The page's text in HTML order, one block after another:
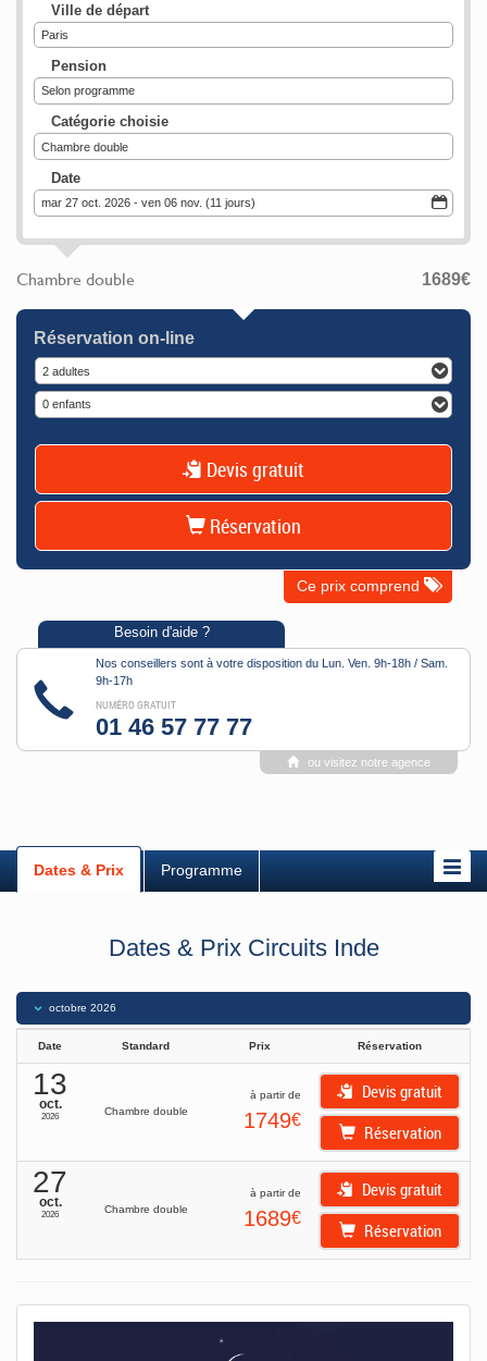
Ville de départ
Paris
Pension
Selon programme
Catégorie choisie
Chambre double
Date
mar 27 oct. 2026 - ven 06 nov. (11 jours)
Chambre double 1689€
Réservation on-line
2 adultes
0 enfants
Devis gratuit
Réservation
Ce prix comprend
Besoin d'aide ?
Nos conseillers sont à votre disposition du Lun. Ven. 9h-18h / Sam.
9h-17h
NUMÉRO GRATUIT
01 46 57 77 77
ou visitez notre agence
Dates & Prix Programme
Dates & Prix Circuits Inde
octobre 2026
Date Standard Prix Réservation
13
oct.
2026 Chambre double
à partir de
1749€
Devis gratuit
Réservation
27
oct.
2026 Chambre double
à partir de
1689€
Devis gratuit
Réservation